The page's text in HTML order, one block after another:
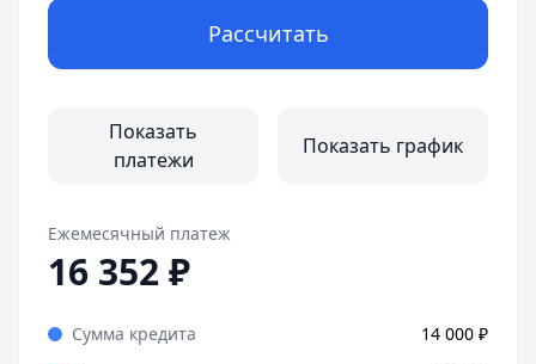
Рассчитать
Показать
платежи
Показать график
Ежемесячный платеж
16 352₽
Сумма кредита 14 000 ₽